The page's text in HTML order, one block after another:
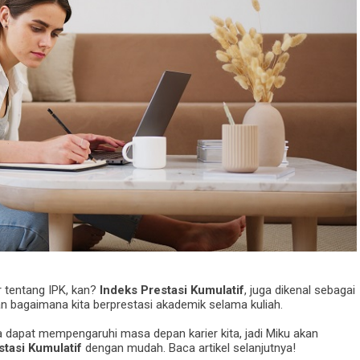
IPK, kan? Indeks Prestasi Kumulatif, juga dikenal sebagai
bagaimana kita berprestasi akademik selama kuliah.
mempengaruhi masa depan karier kita, jadi Miku akan
Kumulatif dengan mudah. Baca artikel selanjutnya!